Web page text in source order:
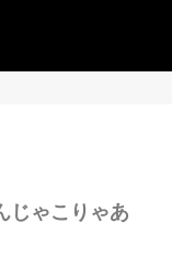
じゃこりゃあ